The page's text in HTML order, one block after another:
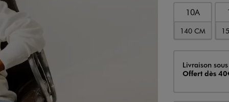
10A
140 CM
Livraison
Livraison
Offert dès